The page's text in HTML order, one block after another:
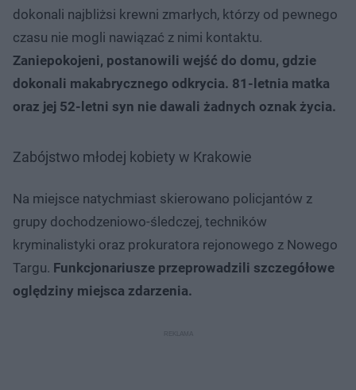
dokonali najbliżsi krewni zmarłych, którzy od pewnego
czasu nie mogli nawiązać z nimi kontaktu.
Zaniepokojeni, postanowili wejść do domu, gdzie
dokonali makabrycznego odkrycia. 81-letnia matka
oraz jej 52-letni syn nie dawali żadnych oznak życia.
Zabójstwo młodej kobiety w Krakowie
Na miejsce natychmiast skierowano policjantów z
grupy dochodzeniowo-śledczej, techników
kryminalistyki oraz prokuratora rejonowego z Nowego
Targu. Funkcjonariusze przeprowadzili szczegółowe
oględziny miejsca zdarzenia.